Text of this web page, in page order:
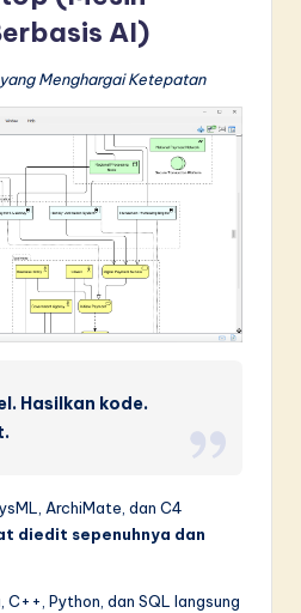
AI)
Menghargai Ketepatan
Hasilkan kode.
ArchiMate, dan C4
diedit sepenuhnya dan
C++, Python, dan SQL langsung